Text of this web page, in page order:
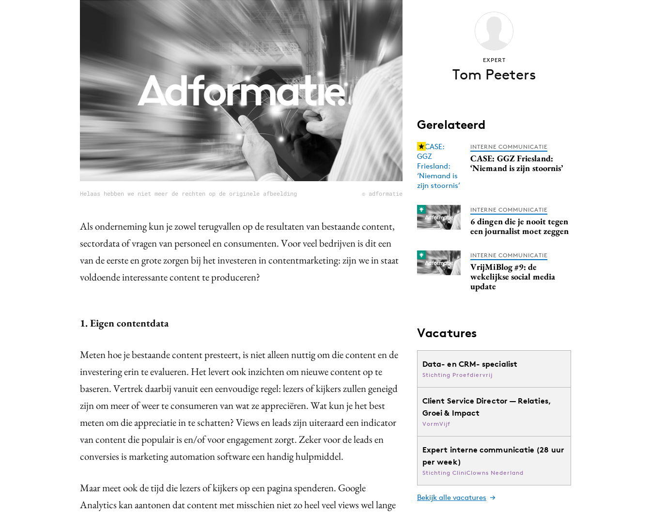
Gedragsverandering
Influencer marketing
Interne communicatie
Martech
Purpose Marketing
Reputatie & crisis
Helaas hebben we niet meer de rechten op de originele afbeelding © adformatie
Als onderneming kun je zowel terugvallen op de resultaten van bestaande content,
sectordata of vragen van personeel en consumenten. Voor veel bedrijven is dit een
van de eerste en grote zorgen bij het investeren in contentmarketing: zijn we in staat
voldoende interessante content te produceren?
1. Eigen contentdata
Meten hoe je bestaande content presteert, is niet alleen nuttig om die content en de
investering erin te evalueren. Het levert ook inzichten om nieuwe content op te
baseren. Vertrek daarbij vanuit een eenvoudige regel: lezers of kijkers zullen geneigd
zijn om meer of weer te consumeren van wat ze appreciëren. Wat kun je het best
meten om die appreciatie in te schatten? Views en leads zijn uiteraard een indicator
van content die populair is en/of voor engagement zorgt. Zeker voor de leads en
conversies is marketing automation software een handig hulpmiddel.
Maar meet ook de tijd die lezers of kijkers op een pagina spenderen. Google
Analytics kan aantonen dat content met misschien niet zo heel veel views wel lange
EXPERT
Tom Peeters
Gerelateerd
INTERNE COMMUNICATIE
CASE: GGZ Friesland:
‘Niemand is zijn stoornis’
INTERNE COMMUNICATIE
6 dingen die je nooit tegen
een journalist moet zeggen
INTERNE COMMUNICATIE
VrijMiBlog #9: de
wekelijkse social media
update
Vacatures
Data- en CRM- specialist
Stichting Proefdiervrij
Client Service Director — Relaties,
Groei & Impact
VormVijf
Expert interne communicatie (28 uur
per week)
Stichting CliniClowns Nederland
Bekijk alle vacatures